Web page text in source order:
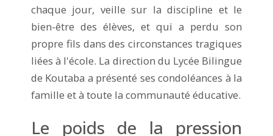
chaque jour, veille sur la discipline et le
bien-être des élèves, et qui a perdu son
propre fils dans des circonstances tragiques
liées à l'école. La direction du Lycée Bilingue
de Koutaba a présenté ses condoléances à la
famille et à toute la communauté éducative.
Le poids de la pression